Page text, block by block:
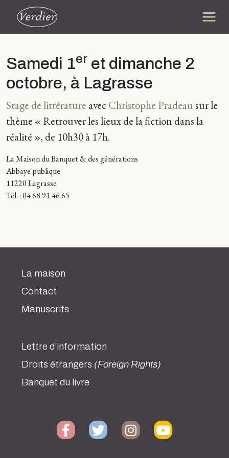
Samedi 1er et dimanche 2
octobre, à Lagrasse
Stage de littérature avecChristophe Pradeausur le
thème « Retrouver les lieux de la fiction dans la
réalité », de 10h30 à 17h.
La Maison du Banquet & des générations
Abbaye publique
11220 Lagrasse
Tél. : 04 68 91 46 65
La maison
Contact
Manuscrits
Lettre d’information
Droits étrangers (Foreign Rights)
Banquet du livre